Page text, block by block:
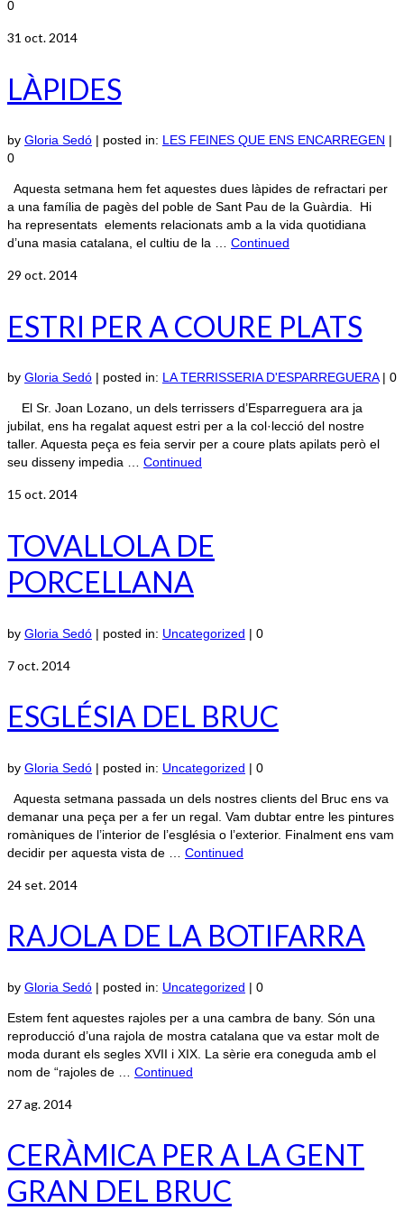
0
31 oct. 2014
LÀPIDES
by Gloria Sedó | posted in: LES FEINES QUE ENS ENCARREGEN |
0
Aquesta setmana hem fet aquestes dues làpides de refractari per
a una família de pagès del poble de Sant Pau de la Guàrdia. Hi
ha representats elements relacionats amb a la vida quotidiana
d’una masia catalana, el cultiu de la … Continued
29 oct. 2014
ESTRI PER A COURE PLATS
by Gloria Sedó | posted in: LA TERRISSERIA D'ESPARREGUERA | 0
El Sr. Joan Lozano, un dels terrissers d’Esparreguera ara ja
jubilat, ens ha regalat aquest estri per a la col·lecció del nostre
taller. Aquesta peça es feia servir per a coure plats apilats però el
seu disseny impedia … Continued
15 oct. 2014
TOVALLOLA DE
PORCELLANA
by Gloria Sedó | posted in: Uncategorized | 0
7oct. 2014
ESGLÉSIA DEL BRUC
by Gloria Sedó | posted in: Uncategorized | 0
Aquesta setmana passada un dels nostres clients del Bruc ens va
demanar una peça per a fer un regal. Vam dubtar entre les pintures
romàniques de l’interior de l’església o l’exterior. Finalment ens vam
decidir per aquesta vista de … Continued
24 set. 2014
RAJOLA DE LA BOTIFARRA
by Gloria Sedó | posted in: Uncategorized | 0
Estem fent aquestes rajoles per a una cambra de bany. Són una
reproducció d’una rajola de mostra catalana que va estar molt de
moda durant els segles XVII i XIX. La sèrie era coneguda amb el
nom de “rajoles de … Continued
27ag. 2014
CERÀMICA PER A LA GENT
GRAN DEL BRUC